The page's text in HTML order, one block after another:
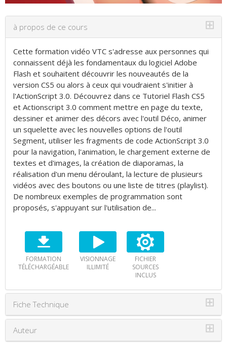
⊞
à propos de ce cours
Cette formation vidéo VTC s'adresse aux personnes qui
connaissent déjà les fondamentaux du logiciel Adobe
Flash et souhaitent découvrir les nouveautés de la
version CS5 ou alors à ceux qui voudraient s'initier à
l'ActionScript 3.0. Découvrez dans ce Tutoriel Flash CS5
et Actionscript 3.0 comment mettre en page du texte,
dessiner et animer des décors avec l'outil Déco, animer
un squelette avec les nouvelles options de l'outil
Segment, utiliser les fragments de code ActionScript 3.0
pour la navigation, l'animation, le chargement externe de
textes et d'images, la création de diaporamas, la
réalisation d'un menu déroulant, la lecture de plusieurs
vidéos avec des boutons ou une liste de titres (playlist).
De nombreux exemples de programmation sont
proposés, s'appuyant sur l'utilisation de...
FORMATION
TÉLÉCHARGÉABLE
VISIONNAGE
ILLIMITÉ
FICHIER
SOURCES
INCLUS
⊞
Fiche Technique
⊞
Auteur